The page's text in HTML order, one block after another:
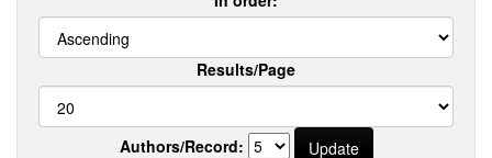
Results/Page
Authors/Record: